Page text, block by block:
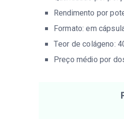
Rendimento por
Formato: em
Teor de colágeno:
Preço médio por